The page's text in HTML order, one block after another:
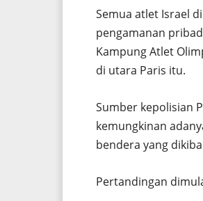
Semua atlet Israel
pengamanan
Kampung Atlet
di utara Paris itu.
Sumber kepolisian
kemungkinan
bendera yang
Pertandingan